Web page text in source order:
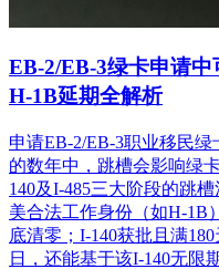
EB-2/EB-3绿卡申请
H-1B延期全解析
申请EB-2/EB-3职业移民
的数年中，跳槽会影响绿
140及I-485三大阶段的跳
美合法工作身份（如H-1B
底清零；I-140获批且满
日，还能基于该I-140无限